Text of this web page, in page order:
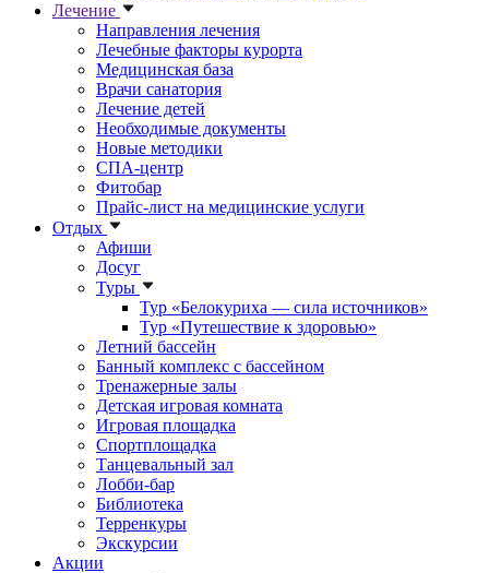
Лечение
Направления лечения
Лечебные факторы курорта
Медицинская база
Врачи санатория
Лечение детей
Необходимые документы
Новые методики
СПА-центр
Фитобар
Прайс-лист на медицинские услуги
Отдых
Афиши
Досуг
Туры
Тур «Белокуриха — сила источников»
Тур «Путешествие к здоровью»
Летний бассейн
Банный комплекс с бассейном
Тренажерные залы
Детская игровая комната
Игровая площадка
Спортплощадка
Танцевальный зал
Лобби-бар
Библиотека
Терренкуры
Экскурсии
Акции